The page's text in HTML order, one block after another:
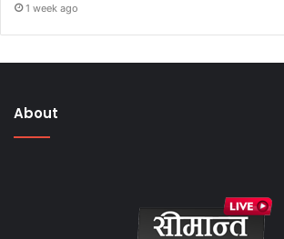
1 week ago
About